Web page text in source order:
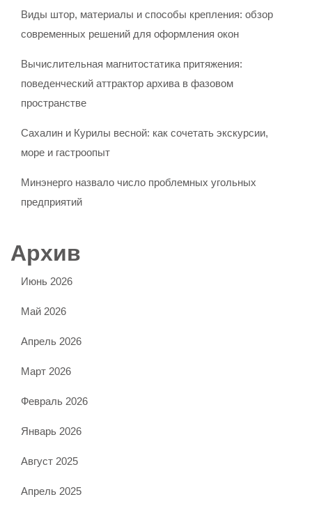
Виды штор, материалы и способы крепления: обзор
современных решений для оформления окон
Вычислительная магнитостатика притяжения:
поведенческий аттрактор архива в фазовом
пространстве
Сахалин и Курилы весной: как сочетать экскурсии,
море и гастроопыт
Минэнерго назвало число проблемных угольных
предприятий
Архив
Июнь 2026
Май 2026
Апрель 2026
Март 2026
Февраль 2026
Январь 2026
Август 2025
Апрель 2025